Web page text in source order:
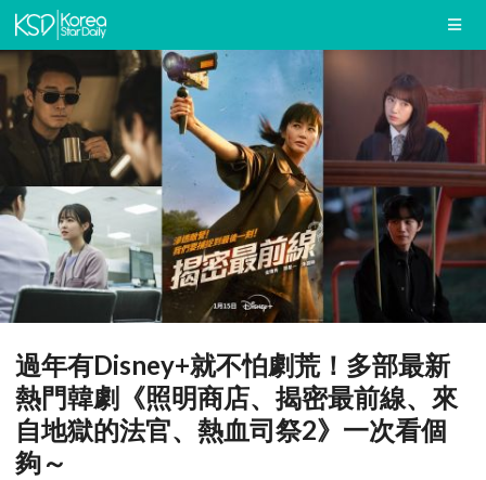
過年有Disney+就不怕劇荒！多部最新
熱門韓劇《照明商店、揭密最前線、來
自地獄的法官、熱血司祭2》一次看個
夠～